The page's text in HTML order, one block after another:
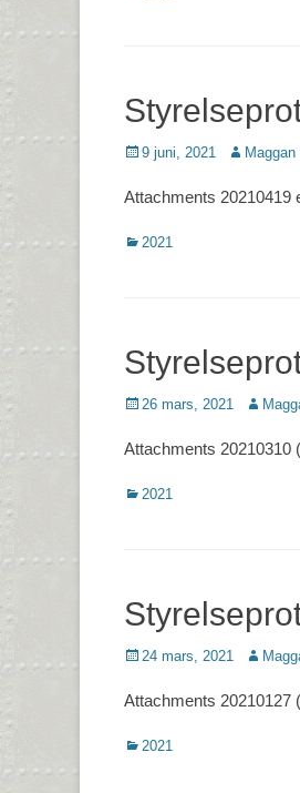
Postades
9 juni, 2021 Författare
Attachments 20210419
Kategorier
2021
Postades
26 mars, 2021
Attachments 20210310
Kategorier
2021
Postades
24 mars, 2021
Attachments 20210127
Kategorier
2021